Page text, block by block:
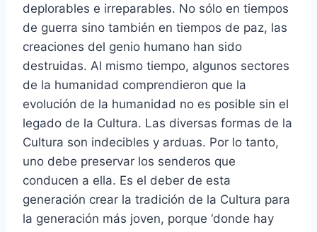
deplorables e irreparables. No sólo en tiempos
de guerra sino también en tiempos de paz, las
creaciones del genio humano han sido
destruidas. Al mismo tiempo, algunos sectores
de la humanidad comprendieron que la
evolución de la humanidad no es posible sin el
legado de la Cultura. Las diversas formas de la
Cultura son indecibles y arduas. Por lo tanto,
uno debe preservar los senderos que
conducen a ella. Es el deber de esta
generación crear la tradición de la Cultura para
la generación más joven, porque ‘donde hay